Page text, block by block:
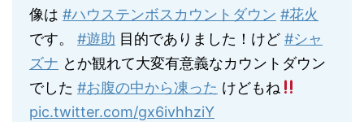
像は #ハウステンボスカウントダウン #花火
です。 #遊助 目的でありました！けど #シャ
ズナ とか観れて大変有意義なカウントダウン
でした #お腹の中から凍った けどもね
pic.twitter.com/gx6ivhhziY